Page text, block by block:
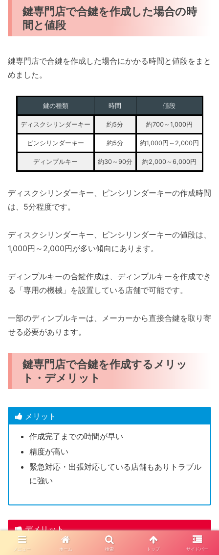
鍵専門店で合鍵を作成した場合の時
間と値段
鍵専門店で合鍵を作成した場合にかかる時間と値段をまと
めました。
鍵の種類 時間 値段
ディスクシリンダーキー 約5分 約700～1,000円
ピンシリンダーキー 約5分 約1,000円～2,000円
ディンプルキー 約30～90分 約2,000～6,000円
ディスクシリンダーキー、ピンシリンダーキーの作成時間
は、5分程度です。
ディスクシリンダーキー、ピンシリンダーキーの値段は、
1,000円～2,000円が多い傾向にあります。
ディンプルキーの合鍵作成は、ディンプルキーを作成でき
る「専用の機械」を設置している店舗で可能です。
一部のディンプルキーは、メーカーから直接合鍵を取り寄
せる必要があります。
鍵専門店で合鍵を作成するメリッ
ト・デメリット
メリット
作成完了までの時間が早い
精度が高い
緊急対応・出張対応している店舗もありトラブル
に強い
デメリット
一部のディンプルキーは店舗で合鍵作成できない
メニュー ホーム 検索 トップ サイドバー